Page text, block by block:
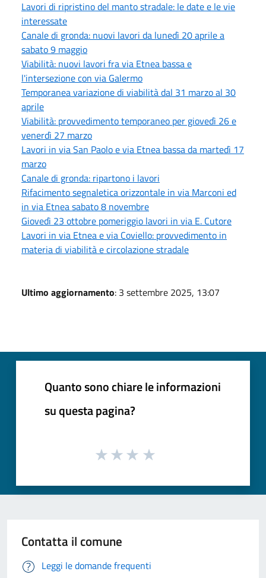
Lavori di ripristino del manto stradale: le date e le vie
interessate
Canale di gronda: nuovi lavori da lunedì 20 aprile a
sabato 9 maggio
Viabilità: nuovi lavori fra via Etnea bassa e
l'intersezione con via Galermo
Temporanea variazione di viabilità dal 31 marzo al 30
aprile
Viabilità: provvedimento temporaneo per giovedì 26 e
venerdì 27 marzo
Lavori in via San Paolo e via Etnea bassa da martedì 17
marzo
Canale di gronda: ripartono i lavori
Rifacimento segnaletica orizzontale in via Marconi ed
in via Etnea sabato 8 novembre
Giovedì 23 ottobre pomeriggio lavori in via E. Cutore
Lavori in via Etnea e via Coviello: provvedimento in
materia di viabilità e circolazione stradale
Ultimo aggiornamento: 3 settembre 2025, 13:07
Quanto sono chiare le informazioni
su questa pagina?
Contatta il comune
Leggi le domande frequenti